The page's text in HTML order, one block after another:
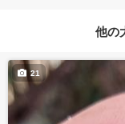
他の
21